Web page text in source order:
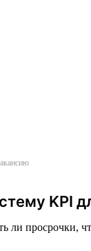
KPI
просрочки,